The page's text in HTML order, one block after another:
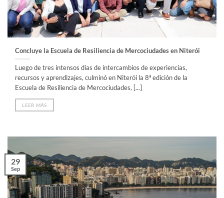
Concluye la Escuela de Resiliencia de Mercociudades en Niterói
Luego de tres intensos días de intercambios de experiencias,
recursos y aprendizajes, culminó en Niterói la 8ª edición de la
Escuela de Resiliencia de Mercociudades, [...]
LEER MÁS
29
Sep